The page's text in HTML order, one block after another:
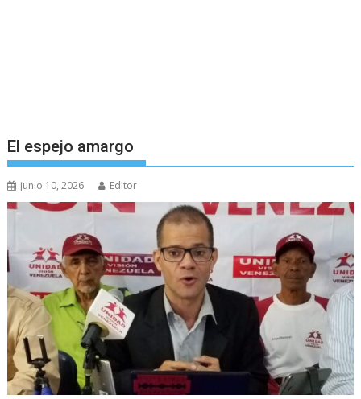
El espejo amargo
junio 10, 2026 Editor